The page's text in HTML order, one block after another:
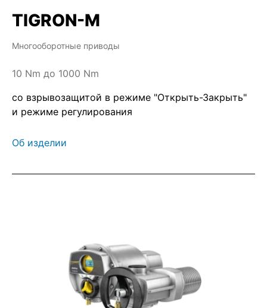
TIGRON-M
Многооборотные приводы
10 Nm до 1000 Nm
со взрывозащитой в режиме "Открыть-Закрыть"
и режиме регулирования
Об изделии